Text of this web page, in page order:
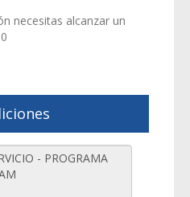
necesitas alcanzar un